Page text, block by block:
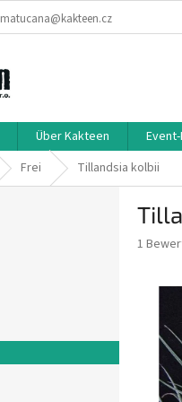
matucana@kakteen.cz
Über Kakteen
Frei Tillandsia kolbii
Die
Sternen.
1